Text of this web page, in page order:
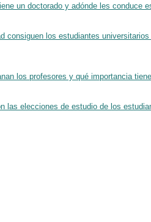
un doctorado y adónde les conduce
consiguen los estudiantes
los profesores y qué importancia
las elecciones de estudio de los